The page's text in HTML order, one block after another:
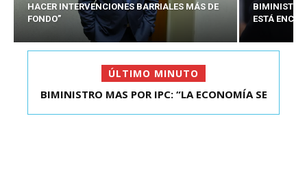
HACER INTERVENCIONES BARRIALES MÁS DE
FONDO”
BIMINISTRO
ESTÁ
ÚLTIMO MINUTO
KAST SE REUNIÓ CON EL PRESIDENTE ELECTO DE
BIMINISTRO MAS POR IPC: “LA ECONOMÍA SE